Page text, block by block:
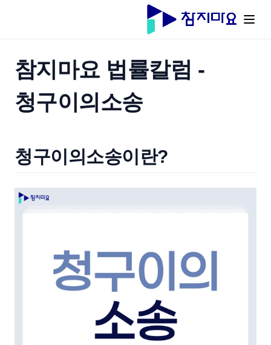
참지마요 법률칼럼 -
청구이의소송
청구이의소송이란?